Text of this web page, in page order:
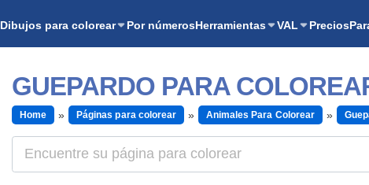
Dibujos para colorear Por númerosHerramientas VAL Precios
GUEPARDO PARA
Home Páginas para colorear Animales Para Colorear